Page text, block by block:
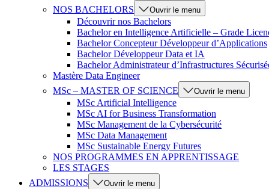
NOS BACHELORS
Ouvrir le menu
Découvrir nos Bachelors
Bachelor en Intelligence Artificielle – Grade
Bachelor Concepteur Développeur d’Applications
Bachelor Développeur Data et IA
Bachelor Administrateur d’Infrastructures
Mastère Data Engineer
MSc – MASTER OF SCIENCE
Ouvrir le menu
MSc Artificial Intelligence
MSc AI for Business Transformation
MSc Management de la Cybersécurité
MSc Data Management
MSc Sustainable Energy Futures
NOS PROGRAMMES EN APPRENTISSAGE
LES STAGES
ADMISSIONS
Ouvrir le menu